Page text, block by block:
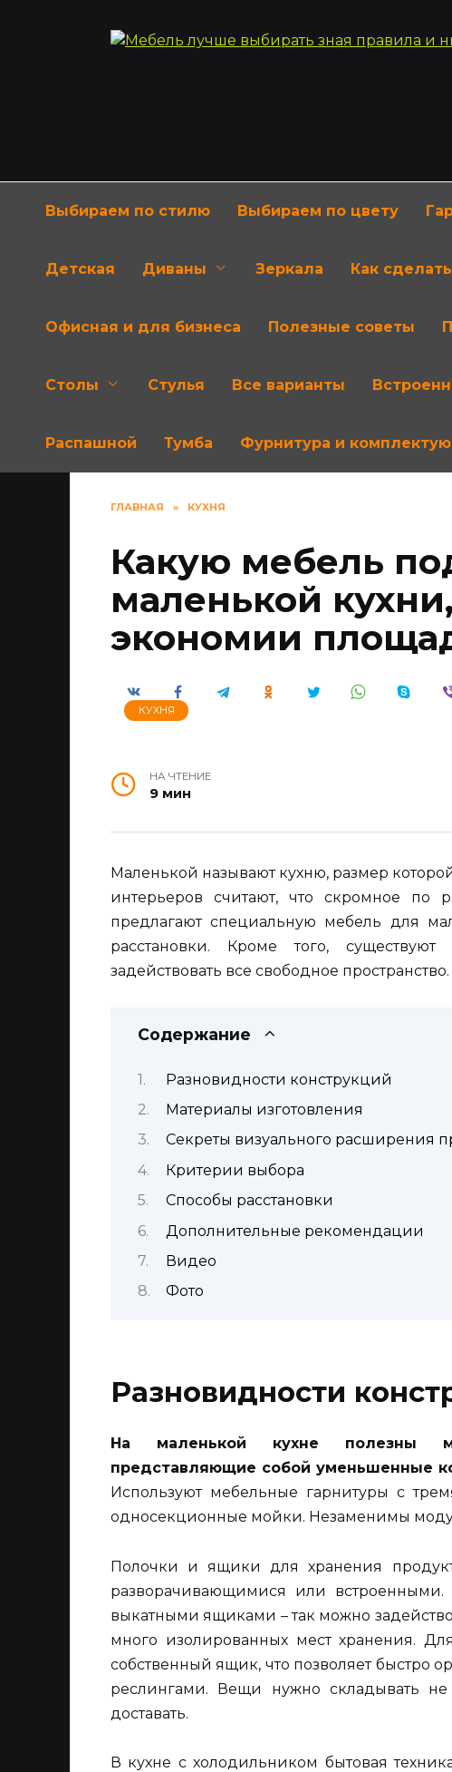
Выбираем по стилю Выбираем по цвету
Детская Диваны Зеркала Как
Офисная и для бизнеса Полезные советы
Столы Стулья Все варианты
Распашной Тумба Фурнитура и
ГЛАВНАЯ » КУХНЯ
Какую мебель
маленькой
экономии
КУХНЯ
НА ЧТЕНИЕ
9 мин
Маленькой называют кухню, размер
интерьеров считают, что скромное
предлагают специальную мебель для
расстановки. Кроме того,
задействовать все свободное пространство.
Содержание
Разновидности конструкций
Материалы изготовления
Секреты визуального расширения
Критерии выбора
Способы расстановки
Дополнительные рекомендации
Видео
Фото
Разновидности
На маленькой кухне полезны
представляющие собой уменьшенные
Используют мебельные гарнитуры с
односекционные мойки. Незаменимы
Полочки и ящики для хранения
разворачивающимися или встроенными.
выкатными ящиками – так можно
много изолированных мест хранения.
собственный ящик, что позволяет быстро
реслингами. Вещи нужно складывать
доставать.
В кухне с холодильником бытовая